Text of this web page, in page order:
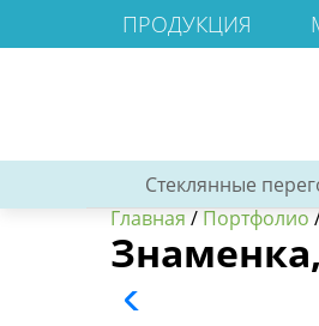
ПРОДУКЦИЯ
Стеклянные
Главная / Портфолио